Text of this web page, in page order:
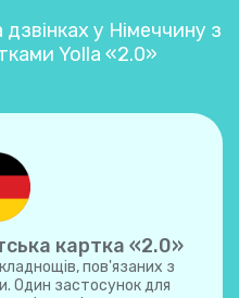
у Німеччину з
Yolla «2.0»
картка «2.0»
пов'язаних з
Один застосунок для